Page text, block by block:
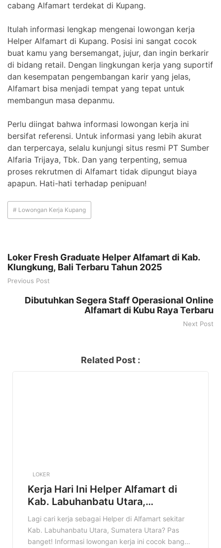
cabang Alfamart terdekat di Kupang.
Itulah informasi lengkap mengenai lowongan kerja
Helper Alfamart di Kupang. Posisi ini sangat cocok
buat kamu yang bersemangat, jujur, dan ingin berkarir
di bidang retail. Dengan lingkungan kerja yang suportif
dan kesempatan pengembangan karir yang jelas,
Alfamart bisa menjadi tempat yang tepat untuk
membangun masa depanmu.
Perlu diingat bahwa informasi lowongan kerja ini
bersifat referensi. Untuk informasi yang lebih akurat
dan terpercaya, selalu kunjungi situs resmi PT Sumber
Alfaria Trijaya, Tbk. Dan yang terpenting, semua
proses rekrutmen di Alfamart tidak dipungut biaya
apapun. Hati-hati terhadap penipuan!
# Lowongan Kerja Kupang
Loker Fresh Graduate Helper Alfamart di Kab.
Klungkung, Bali Terbaru Tahun 2025
Previous Post
Dibutuhkan Segera Staff Operasional Online
Alfamart di Kubu Raya Terbaru
Next Post
Related Post :
LOKER
Kerja Hari Ini Helper Alfamart di
Kab. Labuhanbatu Utara,
Sumatera Utara Terbaru Tahun
2025
Lagi cari kerja sebagai Helper di Alfamart sekitar
Kab. Labuhanbatu Utara, Sumatera Utara? Pas
banget! Informasi lowongan kerja ini cocok banget